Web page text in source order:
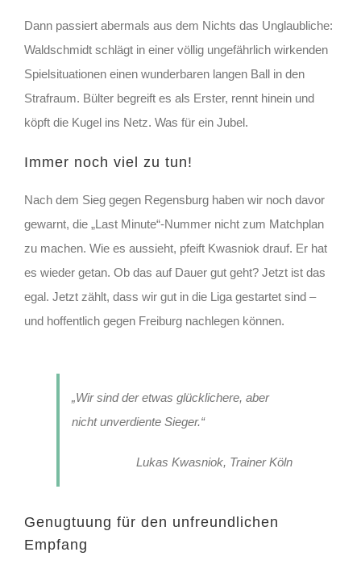
Dann passiert abermals aus dem Nichts das Unglaubliche:
Waldschmidt schlägt in einer völlig ungefährlich wirkenden
Spielsituationen einen wunderbaren langen Ball in den
Strafraum. Bülter begreift es als Erster, rennt hinein und
köpft die Kugel ins Netz. Was für ein Jubel.
Immer noch viel zu tun!
Nach dem Sieg gegen Regensburg haben wir noch davor
gewarnt, die „Last Minute“-Nummer nicht zum Matchplan
zu machen. Wie es aussieht, pfeift Kwasniok drauf. Er hat
es wieder getan. Ob das auf Dauer gut geht? Jetzt ist das
egal. Jetzt zählt, dass wir gut in die Liga gestartet sind –
und hoffentlich gegen Freiburg nachlegen können.
„Wir sind der etwas glücklichere, aber
nicht unverdiente Sieger.“
Lukas Kwasniok, Trainer Köln
Genugtuung für den unfreundlichen
Empfang